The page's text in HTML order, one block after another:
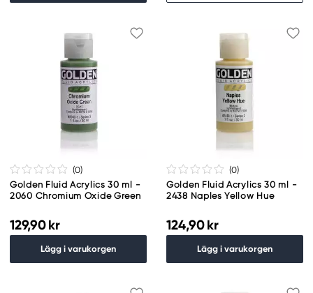
(0)
Golden Fluid Acrylics 30 ml -
2060 Chromium Oxide Green
129,90 kr
Lägg i varukorgen
(0)
Golden Fluid Acrylics 30 ml -
2438 Naples Yellow Hue
124,90 kr
Lägg i varukorgen